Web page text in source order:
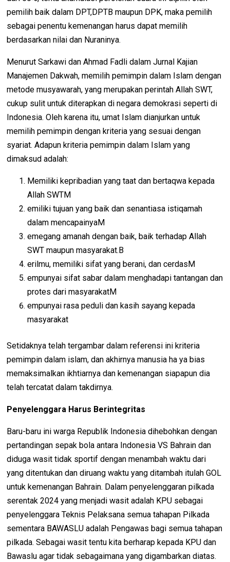
pemilih baik dalam DPT,DPTB maupun DPK, maka pemilih
sebagai penentu kemenangan harus dapat memilih
berdasarkan nilai dan Nuraninya.
Menurut Sarkawi dan Ahmad Fadli dalam Jurnal Kajian
Manajemen Dakwah, memilih pemimpin dalam Islam dengan
metode musyawarah, yang merupakan perintah Allah SWT,
cukup sulit untuk diterapkan di negara demokrasi seperti di
Indonesia. Oleh karena itu, umat Islam dianjurkan untuk
memilih pemimpin dengan kriteria yang sesuai dengan
syariat. Adapun kriteria pemimpin dalam Islam yang
dimaksud adalah:
Memiliki kepribadian yang taat dan bertaqwa kepada
Allah SWTM
emiliki tujuan yang baik dan senantiasa istiqamah
dalam mencapainyaM
emegang amanah dengan baik, baik terhadap Allah
SWT maupun masyarakat.B
erilmu, memiliki sifat yang berani, dan cerdasM
empunyai sifat sabar dalam menghadapi tantangan dan
protes dari masyarakatM
empunyai rasa peduli dan kasih sayang kepada
masyarakat
Setidaknya telah tergambar dalam referensi ini kriteria
pemimpin dalam islam, dan akhirnya manusia ha ya bias
memaksimalkan ikhtiarnya dan kemenangan siapapun dia
telah tercatat dalam takdirnya.
Penyelenggara Harus Berintegritas
Baru-baru ini warga Republik Indonesia dihebohkan dengan
pertandingan sepak bola antara Indonesia VS Bahrain dan
diduga wasit tidak sportif dengan menambah waktu dari
yang ditentukan dan diruang waktu yang ditambah itulah GOL
untuk kemenangan Bahrain. Dalam penyelenggaran pilkada
serentak 2024 yang menjadi wasit adalah KPU sebagai
penyelenggara Teknis Pelaksana semua tahapan Pilkada
sementara BAWASLU adalah Pengawas bagi semua tahapan
pilkada. Sebagai wasit tentu kita berharap kepada KPU dan
Bawaslu agar tidak sebagaimana yang digambarkan diatas.